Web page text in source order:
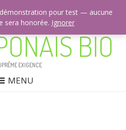
+33 (0)9 53 42 51 25
BIO
EXIGENCE
MENU
pour test — aucune
sera honorée. Ignorer